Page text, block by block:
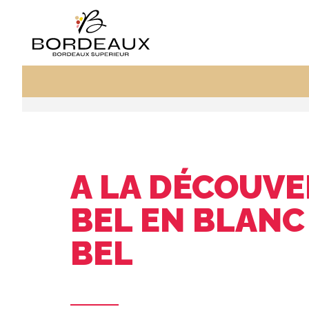
A LA
BEL EN
BEL